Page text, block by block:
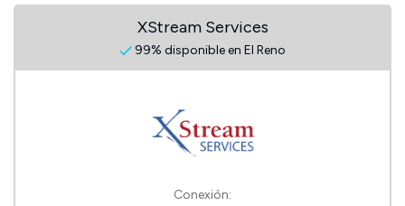
XStream Services
99% disponible en El Reno
Conexión: